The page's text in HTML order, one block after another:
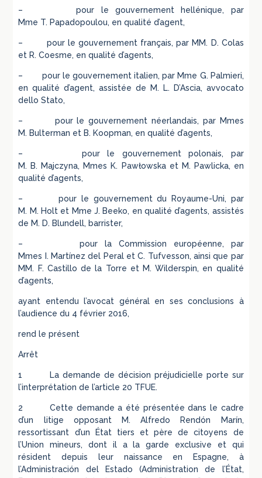
– pour le gouvernement hellénique, par
Mme T. Papadopoulou, en qualité d’agent,
– pour le gouvernement français, par MM. D. Colas
et R. Coesme, en qualité d’agents,
– pour le gouvernement italien, par Mme G. Palmieri,
en qualité d’agent, assistée de M. L. D’Ascia, avvocato
dello Stato,
– pour le gouvernement néerlandais, par Mmes
M. Bulterman et B. Koopman, en qualité d’agents,
– pour le gouvernement polonais, par
M. B. Majczyna, Mmes K. Pawłowska et M. Pawlicka, en
qualité d’agents,
– pour le gouvernement du Royaume-Uni, par
M. M. Holt et Mme J. Beeko, en qualité d’agents, assistés
de M. D. Blundell, barrister,
– pour la Commission européenne, par
Mmes I. Martínez del Peral et C. Tufvesson, ainsi que par
MM. F. Castillo de la Torre et M. Wilderspin, en qualité
d’agents,
ayant entendu l’avocat général en ses conclusions à
l’audience du 4 février 2016,
rend le présent
Arrêt
1 La demande de décision préjudicielle porte sur
l’interprétation de l’article 20 TFUE.
2 Cette demande a été présentée dans le cadre
d’un litige opposant M. Alfredo Rendón Marín,
ressortissant d’un État tiers et père de citoyens de
l’Union mineurs, dont il a la garde exclusive et qui
résident depuis leur naissance en Espagne, à
l’Administración del Estado (Administration de l’État,